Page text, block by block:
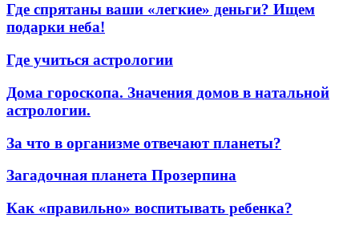
Где спрятаны ваши «легкие» деньги? Ищем
подарки неба!
Где учиться астрологии
Дома гороскопа. Значения домов в натальной
астрологии.
За что в организме отвечают планеты?
Загадочная планета Прозерпина
Как «правильно» воспитывать ребенка?